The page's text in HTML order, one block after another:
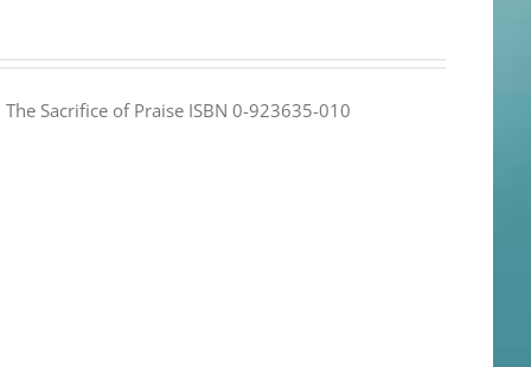
Sacrifice of Praise ISBN 0-923635-010